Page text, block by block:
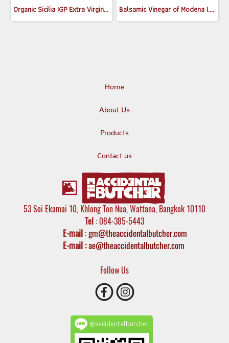
Organic Sicilia IGP Extra Virgin Olive Oil 500ml Balsamic Vinegar of Modena I.G.P. Nero I Solai ขนาด250ml
Home
About Us
Products
Contact us
53 Soi Ekamai 10, Khlong Ton Nua, Wattana, Bangkok 10110
Tel : 084-385-5443
E-mail:gm@theaccidentalbutcher.com
E-mail :ae@theaccidentalbutcher.com
Follow Us
@accidentalbutcher